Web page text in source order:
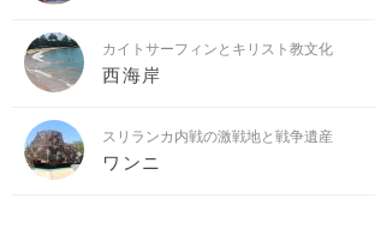
カイトサーフィンとキリスト教文化
西海岸
スリランカ内戦の激戦地と戦争遺産
ワンニ